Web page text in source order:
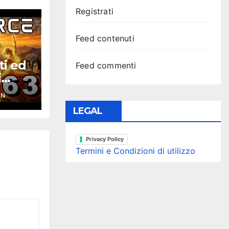
ed
Registrati
Feed contenuti
Feed commenti
LEGAL
Privacy Policy
Termini e Condizioni di utilizzo